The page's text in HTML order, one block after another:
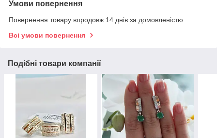
Умови повернення
Повернення товару впродовж 14 днів за домовленістю
Всі умови повернення
Подібні товари компанії